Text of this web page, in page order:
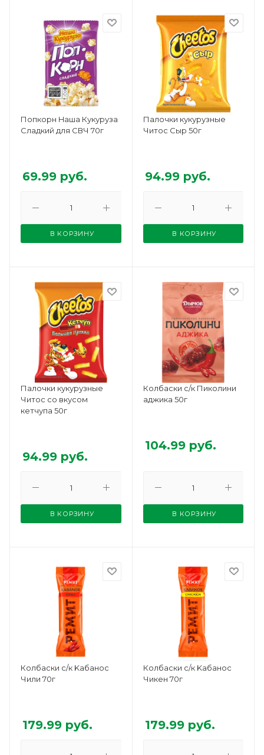
Попкорн Hаша Кукуруза
Сладкий для СВЧ 70г
69.99 руб.
В КОРЗИНУ
Палочки кукурузные
Читос Сыр 50г
94.99руб.
В КОРЗИНУ
Палочки кукурузные
Читос со вкусом
кетчупа 50г
94.99 руб.
В КОРЗИНУ
Колбаски с/к Пиколини
аджика 50г
104.99руб.
В КОРЗИНУ
Колбаски с/к Kабанос
Чили 70г
179.99 руб.
Колбаски с/к Kабанос
Чикен 70г
179.99руб.